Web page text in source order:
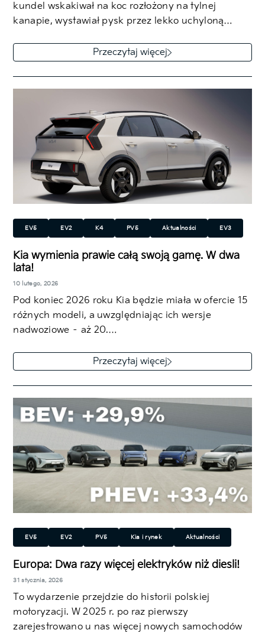
kundel wskakiwał na koc rozłożony na tylnej
kanapie, wystawiał pysk przez lekko uchyloną…
Przeczytaj więcej
EV5 EV2 K4 PV5 Aktualności EV3
XCeed
Elektryczny (EV)
SUV/Crossover Hatchback Kombi
Kia wymienia prawie całą swoją gamę. W dwa
lata!
10 lutego, 2026
Pod koniec 2026 roku Kia będzie miała w ofercie 15
różnych modeli, a uwzględniając ich wersje
nadwoziowe – aż 20.…
Przeczytaj więcej
EV5 EV2 PV5 Kia i rynek Aktualności
Europa: Dwa razy więcej elektryków niż diesli!
31 stycznia, 2026
To wydarzenie przejdzie do historii polskiej
motoryzacji. W 2025 r. po raz pierwszy
zarejestrowano u nas więcej nowych samochodów